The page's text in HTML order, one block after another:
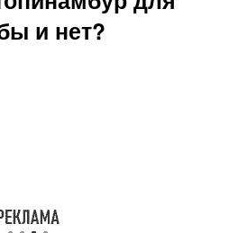
и нет?